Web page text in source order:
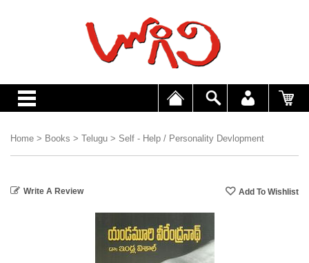
Home > Books > Telugu > Self - Help / Personality Devlopment
Write A Review